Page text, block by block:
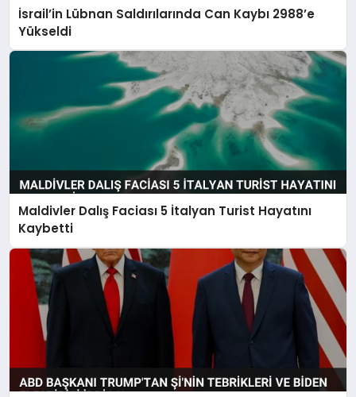
İsrail’in Lübnan Saldırılarında Can Kaybı 2988’e
Yükseldi
Maldivler Dalış Faciası 5 İtalyan Turist Hayatını
Kaybetti